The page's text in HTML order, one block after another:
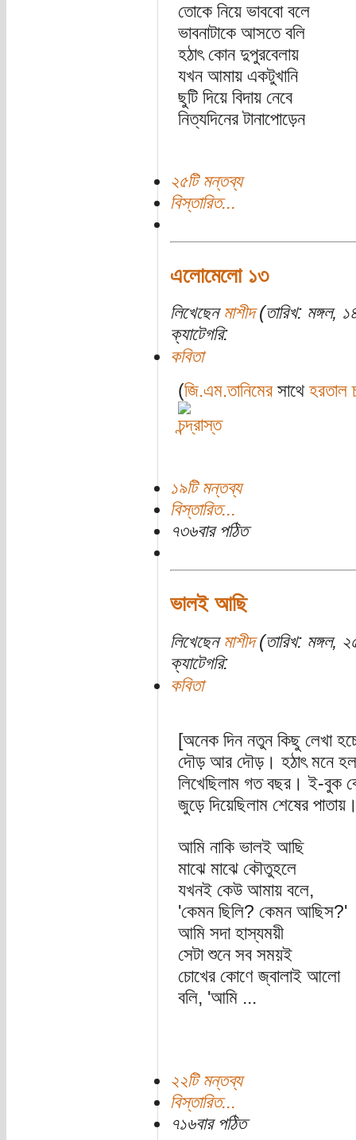
তোকে নিয়ে ভাববো বলে
ভাবনাটাকে আসতে বলি
হঠাৎ কোন দুপুরবেলায়
যখন আমায় একটুখানি
ছুটি দিয়ে বিদায় নেবে
নিত্যদিনের টানাপোড়েন
২৫টি মন্তব্য
বিস্তারিত...
এলোমেলো ১৩
লিখেছেন মাশীদ(তারিখ: মঙ্গল,
ক্যাটেগরি:
কবিতা
(জি.এম.তানিমেরসাথে হরতাল
১৯টি মন্তব্য
বিস্তারিত...
৭৩৬বার পঠিত
ভালই আছি
লিখেছেন মাশীদ(তারিখ: মঙ্গল,
ক্যাটেগরি:
কবিতা
[অনেক দিন নতুন কিছু লেখা
দৌড় আর দৌড়। হঠাৎ মনে হল
লিখেছিলাম গত বছর। ই-বুক
জুড়ে দিয়েছিলাম শেষের
আমি নাকি ভালই আছি
মাঝে মাঝে কৌতুহলে
যখনই কেউ আমায় বলে,
'কেমন ছিলি? কেমন আছিস?'
আমি সদা হাস্যময়ী
সেটা শুনে সব সময়ই
চোখের কোণে জ্বালাই আলো
বলি, 'আমি ...
২২টি মন্তব্য
বিস্তারিত...
৭১৬বার পঠিত